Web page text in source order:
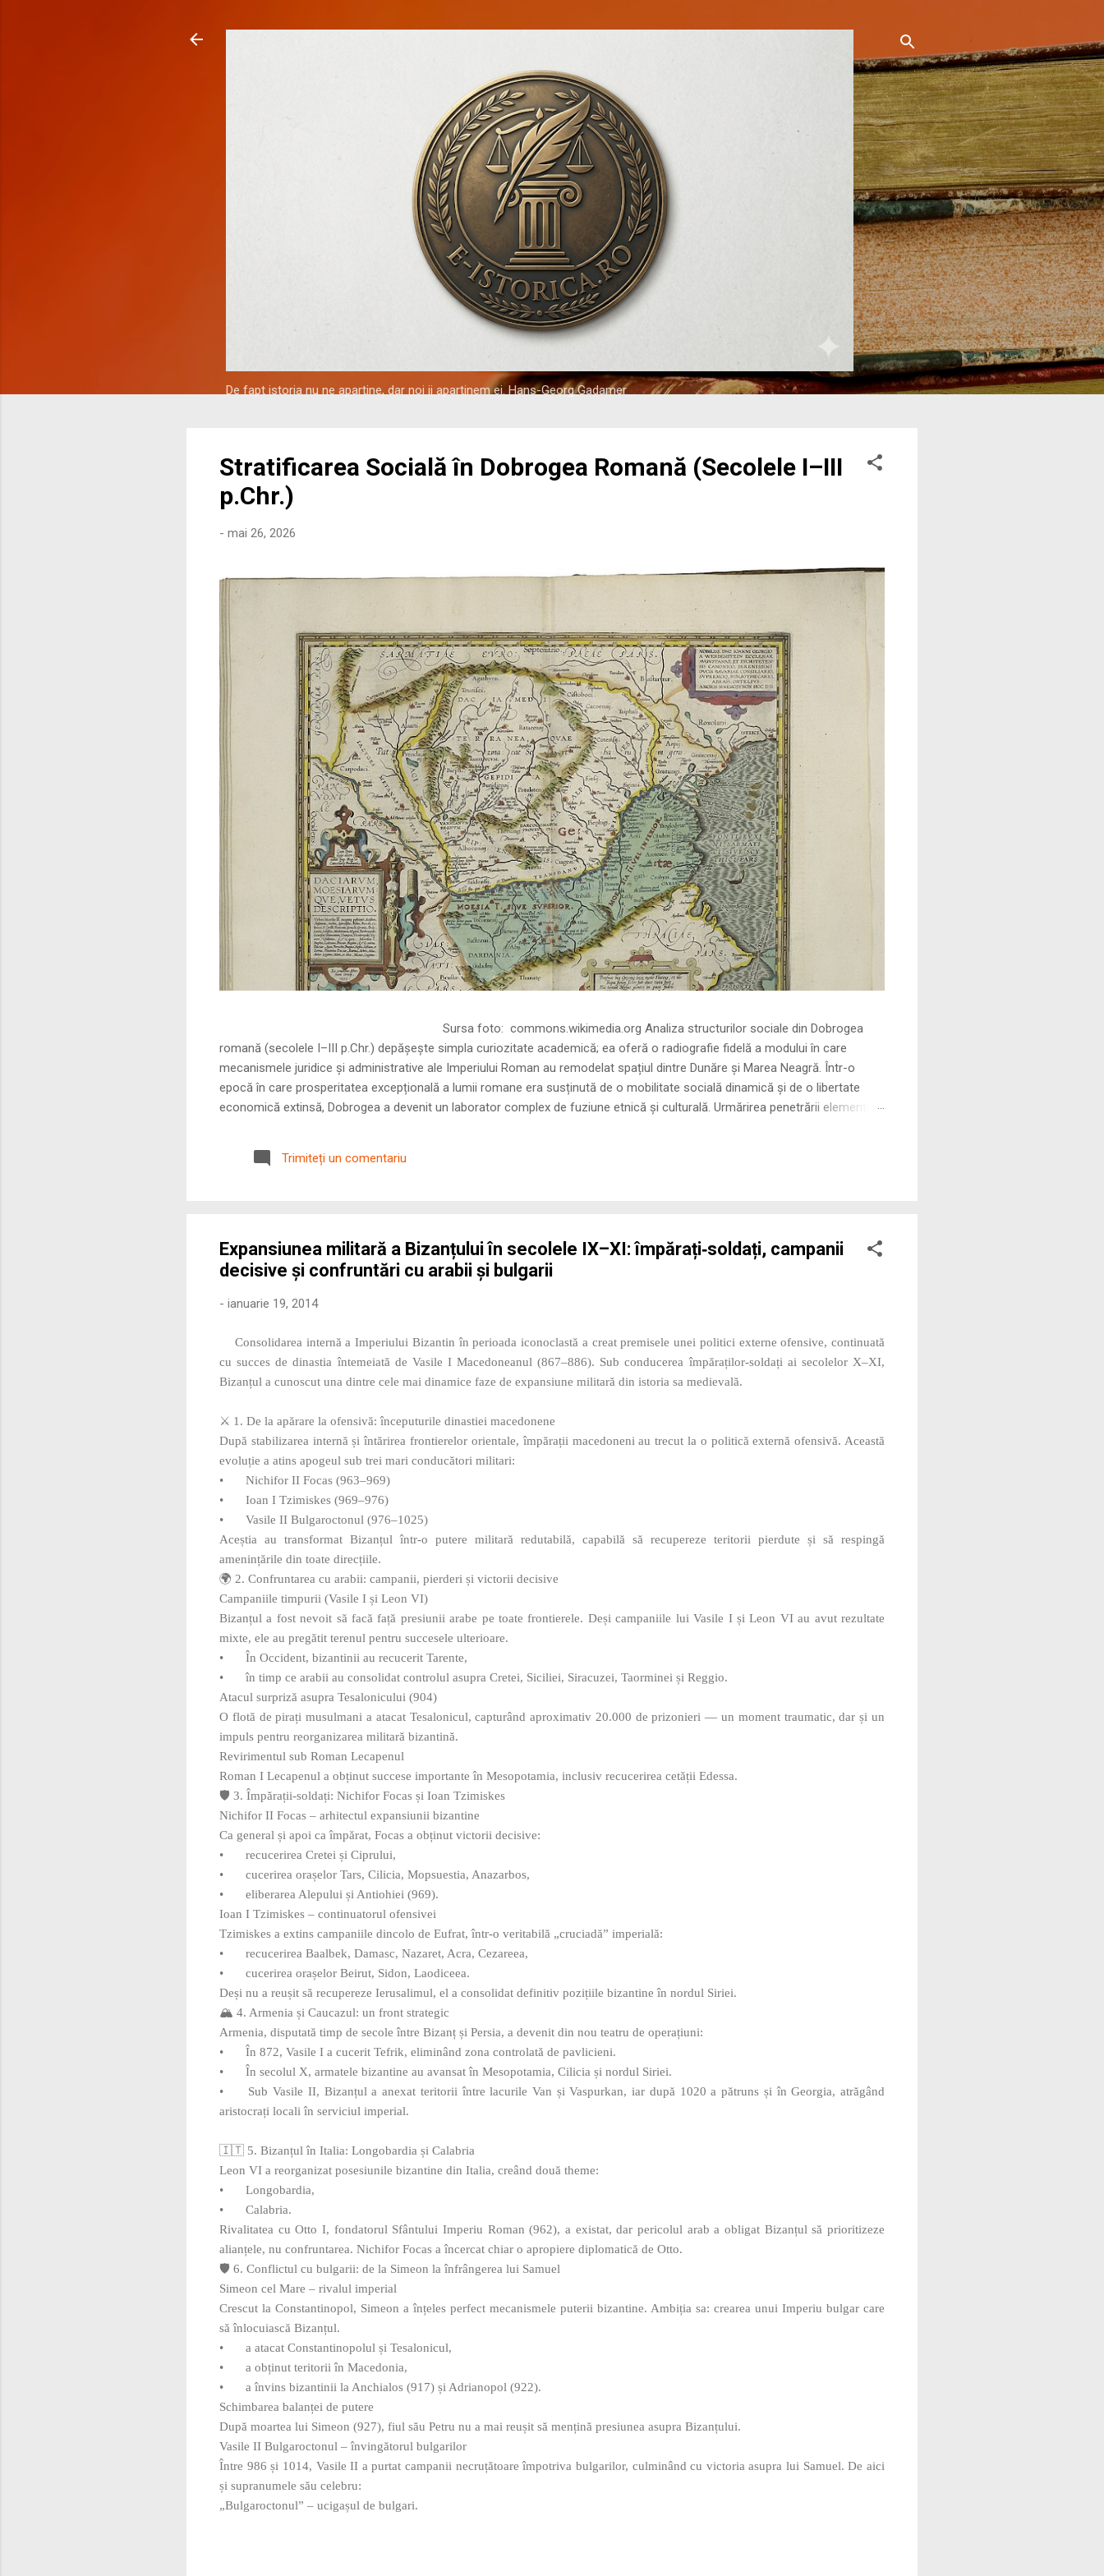
De fapt istoria nu ne apartine, dar noi ii apartinem ei. Hans-Georg Gadamer
Stratificarea Socială în Dobrogea Romană (Secolele I–III
p.Chr.)
- mai 26, 2026
Sursa foto: commons.wikimedia.org Analiza structurilor sociale din Dobrogea
romană (secolele I–III p.Chr.) depășește simpla curiozitate academică; ea oferă o radiografie fidelă a modului în care
mecanismele juridice și administrative ale Imperiului Roman au remodelat spațiul dintre Dunăre și Marea Neagră. Într-o
epocă în care prosperitatea excepțională a lumii romane era susținută de o mobilitate socială dinamică și de o libertate
economică extinsă, Dobrogea a devenit un laborator complex de fuziune etnică și culturală. Urmărirea penetrării elementului
precizie profunzimea și ritmul procesului de rom...
Trimiteți un comentariu
Expansiunea militară a Bizanțului în secolele IX–XI: împărați‑soldați, campanii
decisive și confruntări cu arabii și bulgarii
- ianuarie 19, 2014
Consolidarea internă a Imperiului Bizantin în perioada iconoclastă a creat premisele unei politici externe ofensive, continuată
cu succes de dinastia întemeiată de Vasile I Macedoneanul (867–886). Sub conducerea împăraților‑soldați ai secolelor X–XI,
Bizanțul a cunoscut una dintre cele mai dinamice faze de expansiune militară din istoria sa medievală.
⚔️ 1. De la apărare la ofensivă: începuturile dinastiei macedonene
După stabilizarea internă și întărirea frontierelor orientale, împărații macedoneni au trecut la o politică externă ofensivă. Această
evoluție a atins apogeul sub trei mari conducători militari:
•
Nichifor II Focas (963–969)
•
Ioan I Tzimiskes (969–976)
•
Vasile II Bulgaroctonul (976–1025)
Aceștia au transformat Bizanțul într-o putere militară redutabilă, capabilă să recupereze teritorii pierdute și să respingă
amenințările din toate direcțiile.
🌍 2. Confruntarea cu arabii: campanii, pierderi și victorii decisive
Campaniile timpurii (Vasile I și Leon VI)
Bizanțul a fost nevoit să facă față presiunii arabe pe toate frontierele. Deși campaniile lui Vasile I și Leon VI au avut rezultate
mixte, ele au pregătit terenul pentru succesele ulterioare.
•
În Occident, bizantinii au recucerit Tarente,
•
în timp ce arabii au consolidat controlul asupra Cretei, Siciliei, Siracuzei, Taorminei și Reggio.
Atacul surpriză asupra Tesalonicului (904)
O flotă de pirați musulmani a atacat Tesalonicul, capturând aproximativ 20.000 de prizonieri — un moment traumatic, dar și un
impuls pentru reorganizarea militară bizantină.
Revirimentul sub Roman Lecapenul
Roman I Lecapenul a obținut succese importante în Mesopotamia, inclusiv recucerirea cetății Edessa.
🛡️ 3. Împărații‑soldați: Nichifor Focas și Ioan Tzimiskes
Nichifor II Focas – arhitectul expansiunii bizantine
Ca general și apoi ca împărat, Focas a obținut victorii decisive:
•
recucerirea Cretei și Ciprului,
•
cucerirea orașelor Tars, Cilicia, Mopsuestia, Anazarbos,
•
eliberarea Alepului și Antiohiei (969).
Ioan I Tzimiskes – continuatorul ofensivei
Tzimiskes a extins campaniile dincolo de Eufrat, într-o veritabilă „cruciadă” imperială:
•
recucerirea Baalbek, Damasc, Nazaret, Acra, Cezareea,
•
cucerirea orașelor Beirut, Sidon, Laodiceea.
Deși nu a reușit să recupereze Ierusalimul, el a consolidat definitiv pozițiile bizantine în nordul Siriei.
🏔️ 4. Armenia și Caucazul: un front strategic
Armenia, disputată timp de secole între Bizanț și Persia, a devenit din nou teatru de operațiuni:
•
În 872, Vasile I a cucerit Tefrik, eliminând zona controlată de pavlicieni.
•
În secolul X, armatele bizantine au avansat în Mesopotamia, Cilicia și nordul Siriei.
•
Sub Vasile II, Bizanțul a anexat teritorii între lacurile Van și Vaspurkan, iar după 1020 a pătruns și în Georgia, atrăgând
aristocrați locali în serviciul imperial.
🇮🇹 5. Bizanțul în Italia: Longobardia și Calabria
Leon VI a reorganizat posesiunile bizantine din Italia, creând două theme:
•
Longobardia,
•
Calabria.
Rivalitatea cu Otto I, fondatorul Sfântului Imperiu Roman (962), a existat, dar pericolul arab a obligat Bizanțul să prioritizeze
alianțele, nu confruntarea. Nichifor Focas a încercat chiar o apropiere diplomatică de Otto.
🛡️ 6. Conflictul cu bulgarii: de la Simeon la înfrângerea lui Samuel
Simeon cel Mare – rivalul imperial
Crescut la Constantinopol, Simeon a înțeles perfect mecanismele puterii bizantine. Ambiția sa: crearea unui Imperiu bulgar care
să înlocuiască Bizanțul.
•
a atacat Constantinopolul și Tesalonicul,
•
a obținut teritorii în Macedonia,
•
a învins bizantinii la Anchialos (917) și Adrianopol (922).
Schimbarea balanței de putere
După moartea lui Simeon (927), fiul său Petru nu a mai reușit să mențină presiunea asupra Bizanțului.
Vasile II Bulgaroctonul – învingătorul bulgarilor
Între 986 și 1014, Vasile II a purtat campanii necruțătoare împotriva bulgarilor, culminând cu victoria asupra lui Samuel. De aici
și supranumele său celebru:
„Bulgaroctonul” – ucigașul de bulgari.